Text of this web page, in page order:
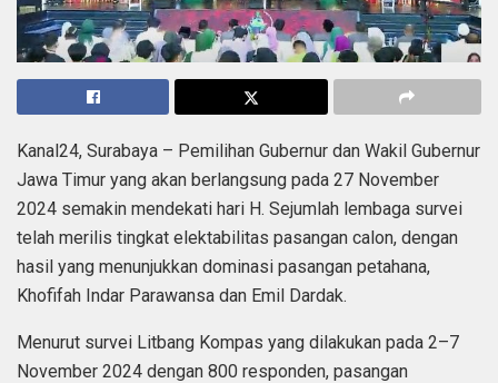
Kanal24, Surabaya – Pemilihan Gubernur dan Wakil Gubernur
Jawa Timur yang akan berlangsung pada 27 November
2024 semakin mendekati hari H. Sejumlah lembaga survei
telah merilis tingkat elektabilitas pasangan calon, dengan
hasil yang menunjukkan dominasi pasangan petahana,
Khofifah Indar Parawansa dan Emil Dardak.
Menurut survei Litbang Kompas yang dilakukan pada 2–7
November 2024 dengan 800 responden, pasangan